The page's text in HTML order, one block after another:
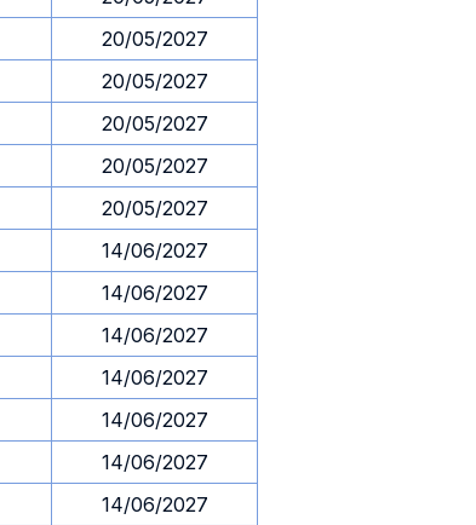
20/05/2027
20/05/2027
20/05/2027
20/05/2027
20/05/2027
14/06/2027
14/06/2027
14/06/2027
14/06/2027
14/06/2027
14/06/2027
14/06/2027